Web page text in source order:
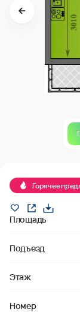
Горячее
Площадь
Подъезд
Этаж
Номер